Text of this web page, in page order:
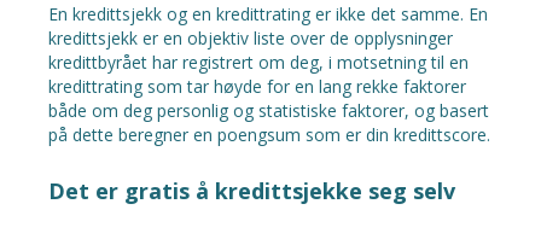
En kredittsjekk og en kredittrating er ikke det samme. En
kredittsjekk er en objektiv liste over de opplysninger
kredittbyrået har registrert om deg, i motsetning til en
kredittrating som tar høyde for en lang rekke faktorer
både om deg personlig og statistiske faktorer, og basert
på dette beregner en poengsum som er din kredittscore.
Det er gratis å kredittsjekke seg selv